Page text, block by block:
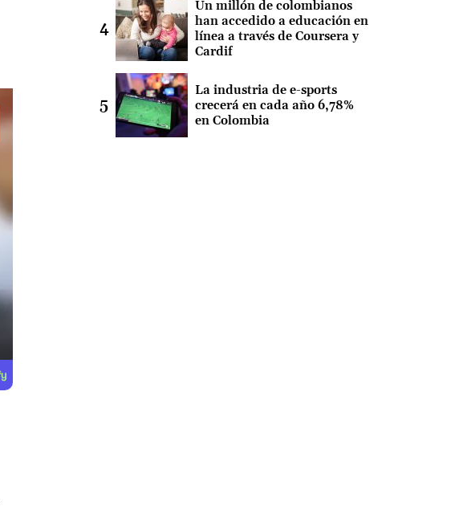
Un millón de colombianos
han accedido a educación en
línea a través de Coursera y
Cardif
La industria de e-sports
crecerá en cada año 6,78%
en Colombia